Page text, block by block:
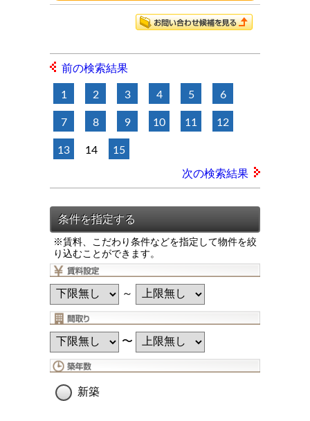
前の検索結果
1 2 3 4 5 6
7 8 9 10 11 12
13 14 15
次の検索結果
※賃料、こだわり条件などを指定して物件を絞
り込むことができます。
～
〜
新築